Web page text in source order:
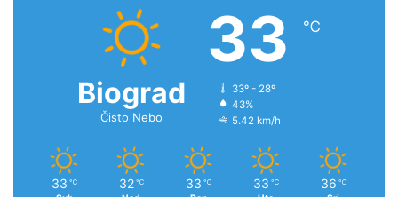
Biograd
Čisto Nebo
33 ℃
33º - 28º
43%
5.42 km/h
33 ℃ 32 ℃ 33 ℃ 33 ℃ 36 ℃